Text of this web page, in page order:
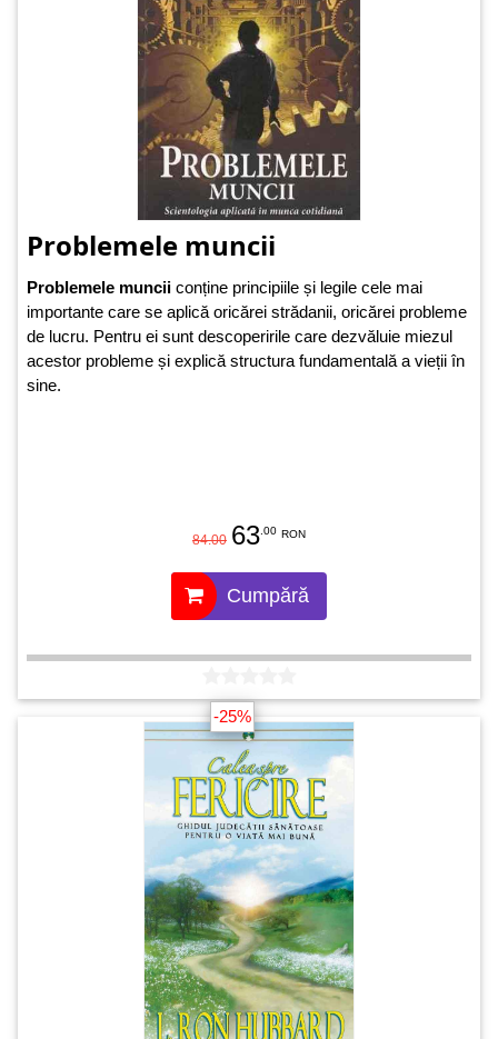
Problemele muncii
Problemele muncii conține principiile și legile cele mai
importante care se aplică oricărei strădanii, oricărei probleme
de lucru. Pentru ei sunt descoperirile care dezvăluie miezul
acestor probleme și explică structura fundamentală a vieții în
sine.
84.00 63 .00 RON
Cumpără
-25%